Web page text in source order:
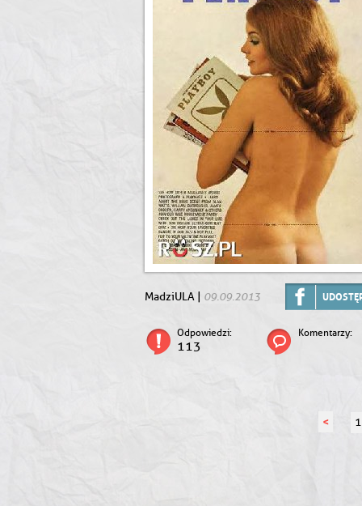
MadziULA | 09.09.2013
Odpowiedzi:
113
Komentarzy:
< 1